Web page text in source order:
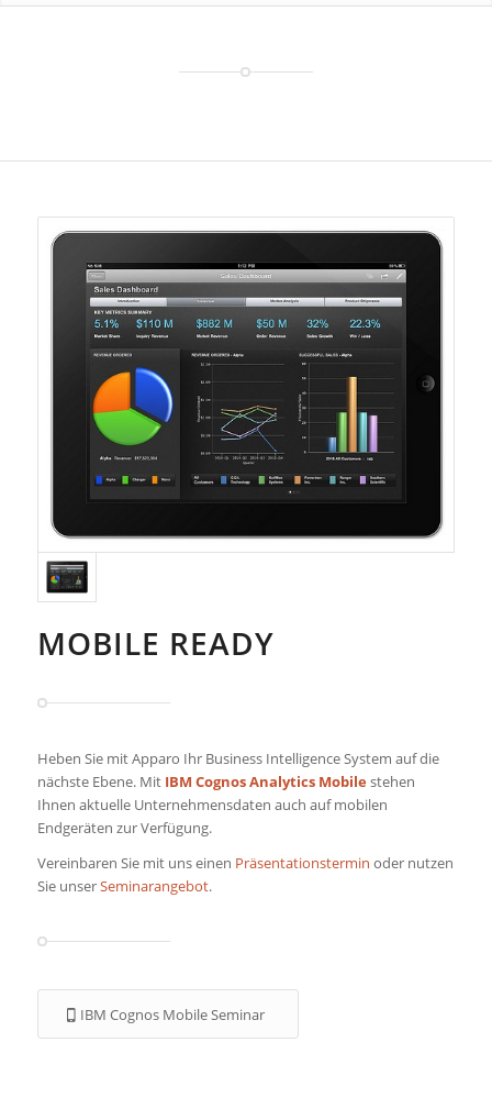
MOBILE READY
Heben Sie mit Apparo Ihr Business Intelligence System auf die
nächste Ebene. MitIBM Cognos Analytics Mobilestehen
Ihnen aktuelle Unternehmensdaten auch auf mobilen
Endgeräten zur Verfügung.
Vereinbaren Sie mit uns einen Präsentationstermin oder nutzen
Sie unserSeminarangebot.
IBM Cognos Mobile Seminar